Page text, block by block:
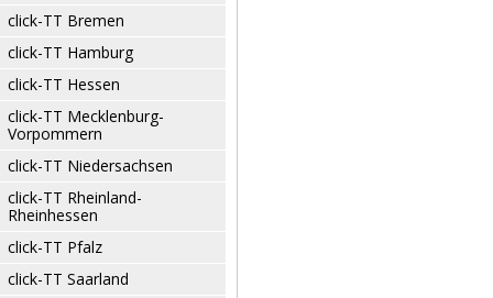
click-TT Bremen
click-TT Hamburg
click-TT Hessen
click-TT Mecklenburg-
Vorpommern
click-TT Niedersachsen
click-TT Rheinland-
Rheinhessen
click-TT Pfalz
click-TT Saarland